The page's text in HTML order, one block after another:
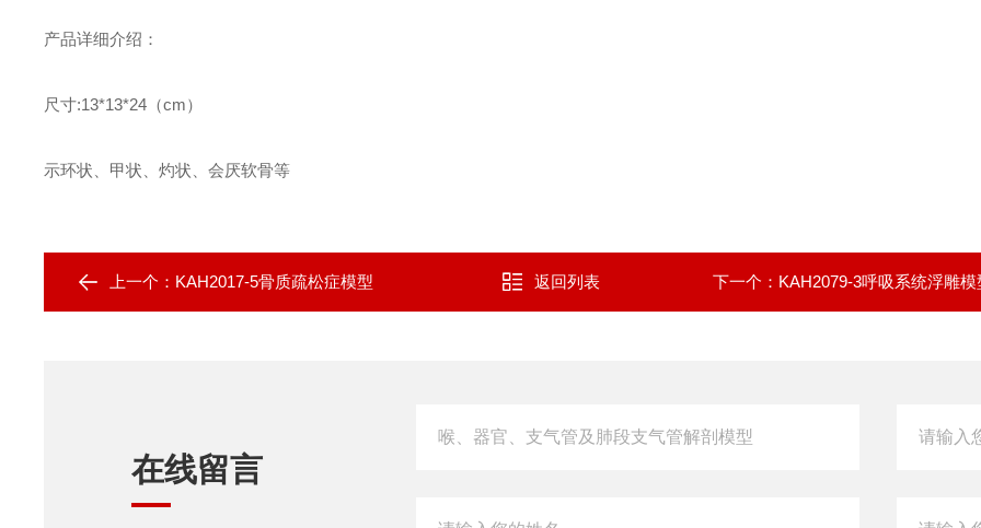
产品详细介绍：
尺寸:13*13*24（cm）
示环状、甲状、灼状、会厌软骨等
上一个： KAH2017-5骨质疏松症模型 返回列表 下一个： KAH2079-3呼吸系统浮雕模
在线留言